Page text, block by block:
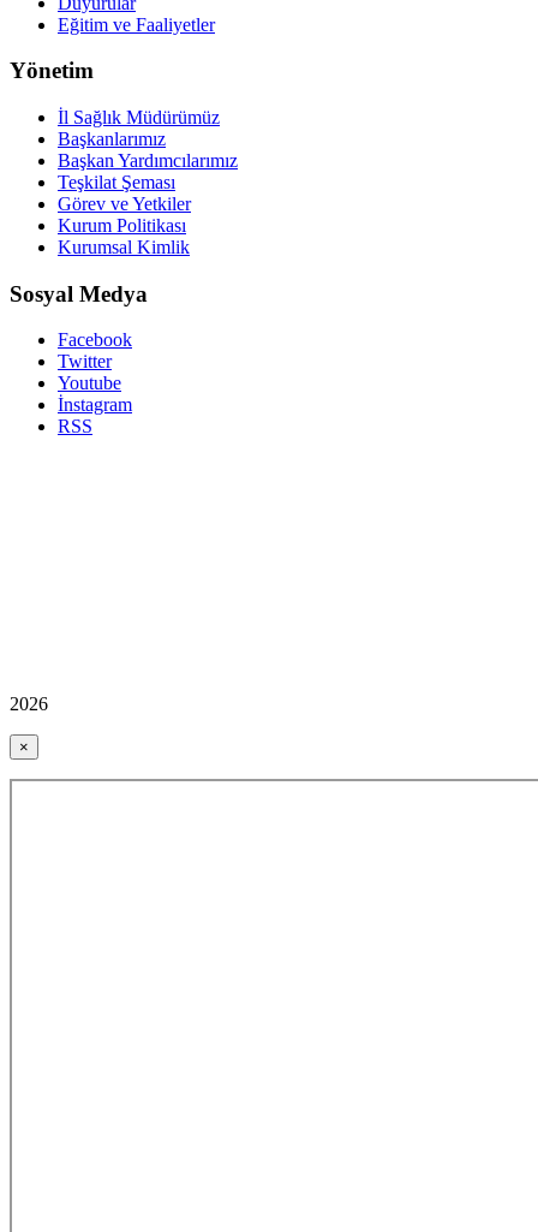
Eğitim ve Faaliyetler
Yönetim
İl Sağlık Müdürümüz
Başkanlarımız
Başkan Yardımcılarımız
Teşkilat Şeması
Görev ve Yetkiler
Kurum Politikası
Kurumsal Kimlik
Sosyal Medya
Facebook
Twitter
Youtube
İnstagram
RSS
2026
×